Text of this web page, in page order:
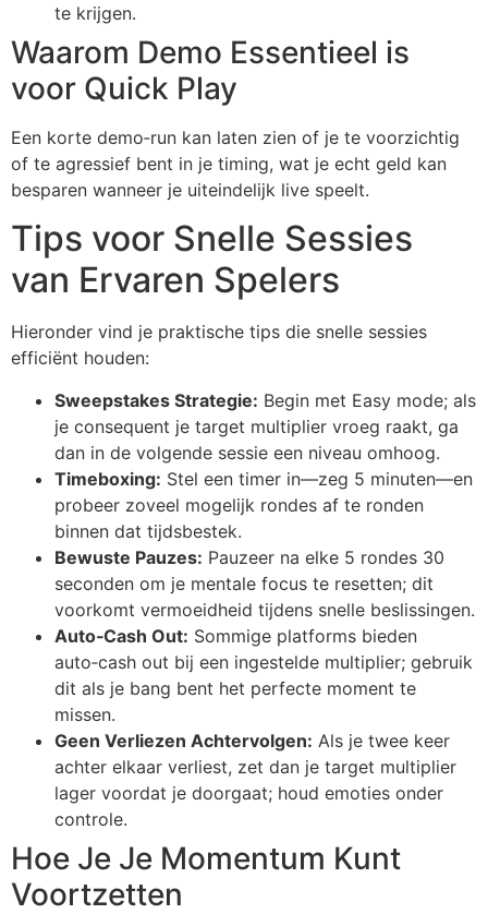
te krijgen.
Waarom Demo Essentieel is
voor Quick Play
Een korte demo‑run kan laten zien of je te voorzichtig
of te agressief bent in je timing, wat je echt geld kan
besparen wanneer je uiteindelijk live speelt.
Tips voor Snelle Sessies
van Ervaren Spelers
Hieronder vind je praktische tips die snelle sessies
efficiënt houden:
Sweepstakes Strategie: Begin met Easy mode; als
je consequent je target multiplier vroeg raakt, ga
dan in de volgende sessie een niveau omhoog.
Timeboxing: Stel een timer in—zeg 5 minuten—en
probeer zoveel mogelijk rondes af te ronden
binnen dat tijdsbestek.
Bewuste Pauzes: Pauzeer na elke 5 rondes 30
seconden om je mentale focus te resetten; dit
voorkomt vermoeidheid tijdens snelle beslissingen.
Auto‑Cash Out: Sommige platforms bieden
auto‑cash out bij een ingestelde multiplier; gebruik
dit als je bang bent het perfecte moment te
missen.
Geen Verliezen Achtervolgen: Als je twee keer
achter elkaar verliest, zet dan je target multiplier
lager voordat je doorgaat; houd emoties onder
controle.
Hoe Je Je Momentum Kunt
Voortzetten